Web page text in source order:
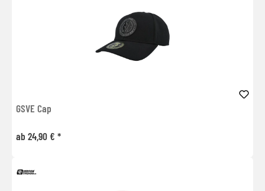
GSVE Cap
ab 24,90 € *